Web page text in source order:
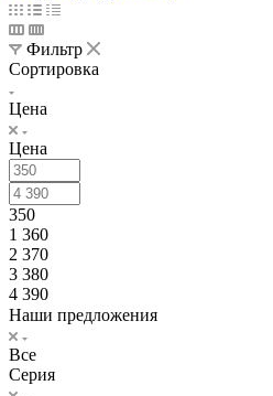
Фильтр
Сортировка
Цена
Цена
350
1 360
2 370
3 380
4 390
Наши предложения
Все
Серия